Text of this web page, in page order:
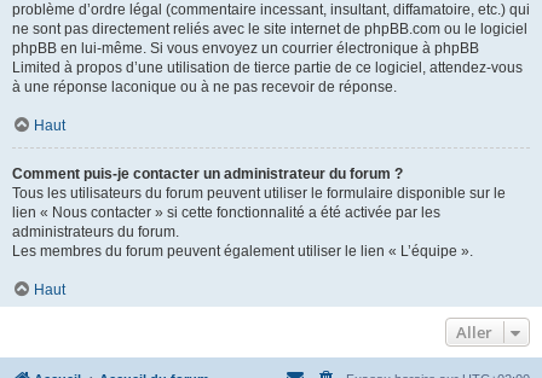
problème d’ordre légal (commentaire incessant, insultant, diffamatoire, etc.) qui
ne sont pas directement reliés avec le site internet de phpBB.com ou le logiciel
phpBB en lui-même. Si vous envoyez un courrier électronique à phpBB
Limited à propos d’une utilisation de tierce partie de ce logiciel, attendez-vous
à une réponse laconique ou à ne pas recevoir de réponse.
Haut
Comment puis-je contacter un administrateur du forum ?
Tous les utilisateurs du forum peuvent utiliser le formulaire disponible sur le
lien « Nous contacter » si cette fonctionnalité a été activée par les
administrateurs du forum.
Les membres du forum peuvent également utiliser le lien « L’équipe ».
Haut
Aller